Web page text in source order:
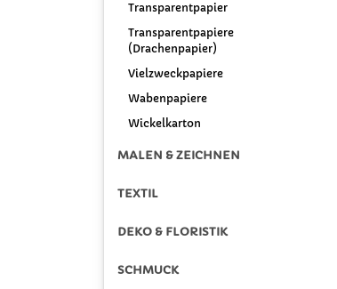
Transparentpapier
Transparentpapiere
(Drachenpapier)
Vielzweckpapiere
Wabenpapiere
Wickelkarton
MALEN & ZEICHNEN
TEXTIL
DEKO & FLORISTIK
SCHMUCK